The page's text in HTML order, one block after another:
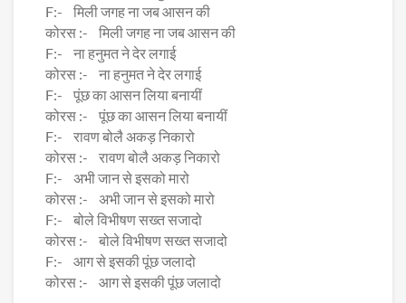
F:- मिली जगह ना जब आसन की
कोरस :- मिली जगह ना जब आसन की
F:- ना हनुमत ने देर लगाई
कोरस :- ना हनुमत ने देर लगाई
F:- पूंछ का आसन लिया बनायीं
कोरस :- पूंछ का आसन लिया बनायीं
F:- रावण बोलै अकड़ निकारो
कोरस :- रावण बोलै अकड़ निकारो
F:- अभी जान से इसको मारो
कोरस :- अभी जान से इसको मारो
F:- बोले विभीषण सख्त सजादो
कोरस :- बोले विभीषण सख्त सजादो
F:- आग से इसकी पूंछ जलादो
कोरस :- आग से इसकी पूंछ जलादो